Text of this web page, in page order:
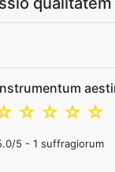
☆
☆
☆
☆
/5 - 1 suffragiorum